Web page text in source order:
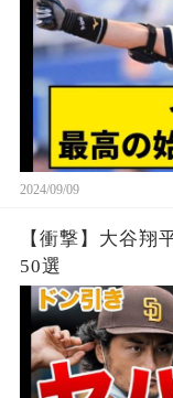
2024/09/09
【衝撃】大谷翔
50選